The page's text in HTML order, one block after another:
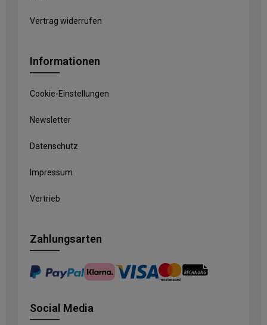
Vertrag widerrufen
Informationen
Cookie-Einstellungen
Newsletter
Datenschutz
Impressum
Vertrieb
Zahlungsarten
Social Media